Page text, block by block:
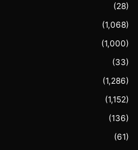
(28)
(1,068)
(1,000)
(33)
(1,286)
(1,152)
(136)
(61)